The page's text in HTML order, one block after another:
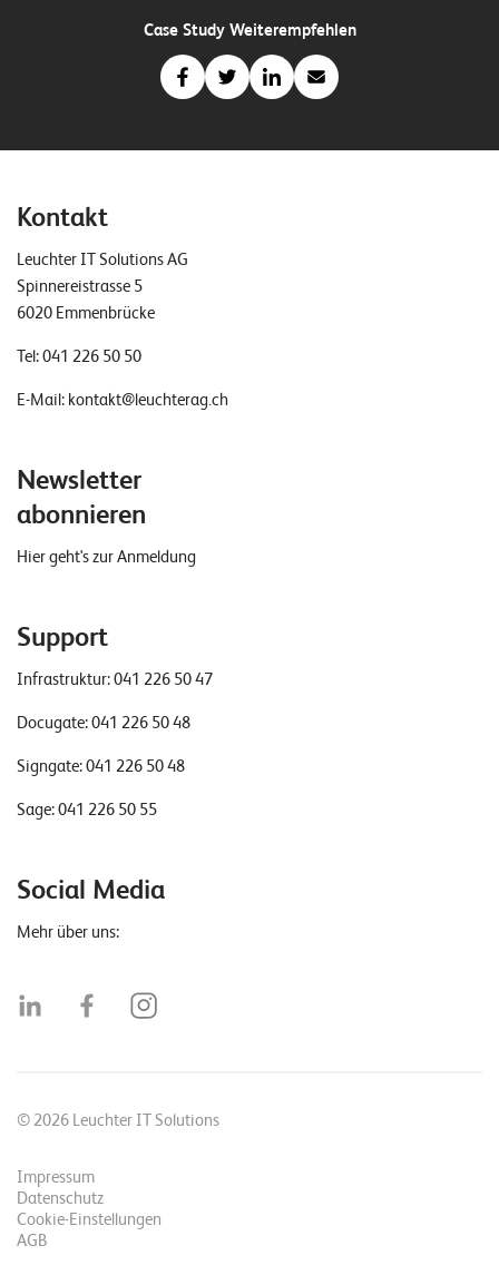
Case Study Weiterempfehlen
Kontakt
Leuchter IT Solutions AG
Spinnereistrasse 5
6020 Emmenbrücke
Tel:041 226 50 50
E-Mail: kontakt@leuchterag.ch
Newsletter
abonnieren
Hier geht's zur Anmeldung
Support
Infrastruktur:041 226 50 47
Docugate:041 226 50 48
Signgate:041 226 50 48
Sage:041 226 50 55
Social Media
Mehr über uns:
© 2026 Leuchter IT Solutions
Impressum
Datenschutz
Cookie-Einstellungen
AGB